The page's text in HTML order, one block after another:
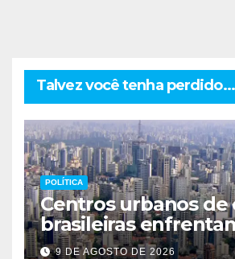
Talvez você tenha perdido...
POLÍTICA
Centros urbanos de
brasileiras
esvaziamento e
9 DE AGOSTO DE 2026